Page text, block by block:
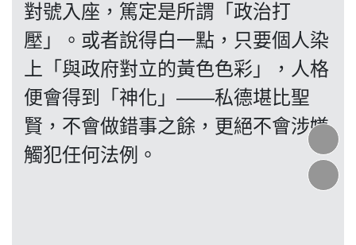
昔日
系列
活動
對號入座，篤定是所謂「政治打
壓」。或者說得白一點，只要個人染
上「與政府對立的黃色色彩」，人格
便會得到「神化」——私德堪比聖
賢，不會做錯事之餘，更絕不會涉嫌
觸犯任何法例。